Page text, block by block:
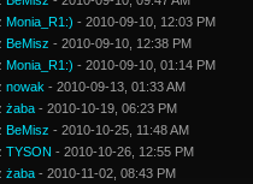
Monia_R1:) - 2010-09-10, 12:03 PM
BeMisz - 2010-09-10, 12:38 PM
Monia_R1:) - 2010-09-10, 01:14 PM
nowak - 2010-09-13, 01:33 AM
żaba - 2010-10-19, 06:23 PM
BeMisz - 2010-10-25, 11:48 AM
TYSON - 2010-10-26, 12:55 PM
żaba - 2010-11-02, 08:43 PM